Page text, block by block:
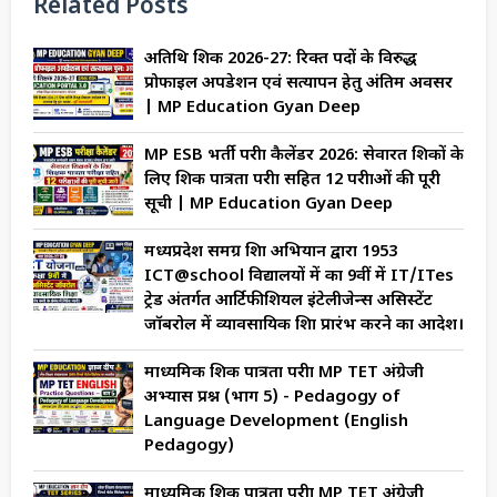
Related Posts
अतिथि शिक्षक 2026-27: रिक्त पदों के विरुद्ध
प्रोफाइल अपडेशन एवं सत्यापन हेतु अंतिम अवसर
| MP Education Gyan Deep
MP ESB भर्ती परीक्षा कैलेंडर 2026: सेवारत शिक्षकों के
लिए शिक्षक पात्रता परीक्षा सहित 12 परीक्षाओं की पूरी
सूची | MP Education Gyan Deep
मध्यप्रदेश समग्र शिक्षा अभियान द्वारा 1953
ICT@school विद्यालयों में कक्षा 9वीं में IT/ITes
ट्रेड अंतर्गत आर्टिफीशियल इंटेलीजेन्स असिस्टेंट
जॉबरोल में व्यावसायिक शिक्षा प्रारंभ करने का आदेश।
माध्यमिक शिक्षक पात्रता परीक्षा MP TET अंग्रेजी
अभ्यास प्रश्न (भाग 5) - Pedagogy of
Language Development (English
Pedagogy)